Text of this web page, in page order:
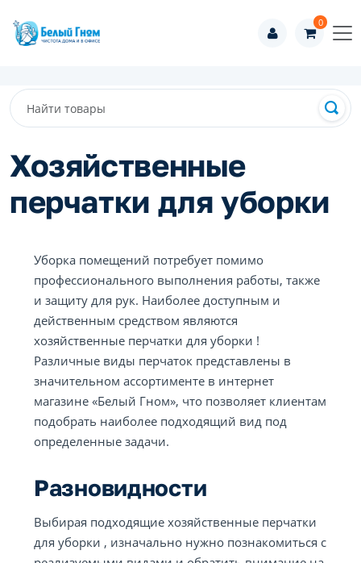
0
Хозяйственные
перчатки для уборки
Уборка помещений потребует помимо
профессионального выполнения работы, также
и защиту для рук. Наиболее доступным и
действенным средством являются
хозяйственные перчатки для уборки !
Различные виды перчаток представлены в
значительном ассортименте в интернет
магазине «Белый Гном», что позволяет клиентам
подобрать наиболее подходящий вид под
определенные задачи.
Разновидности
Выбирая подходящие хозяйственные перчатки
для уборки , изначально нужно познакомиться с